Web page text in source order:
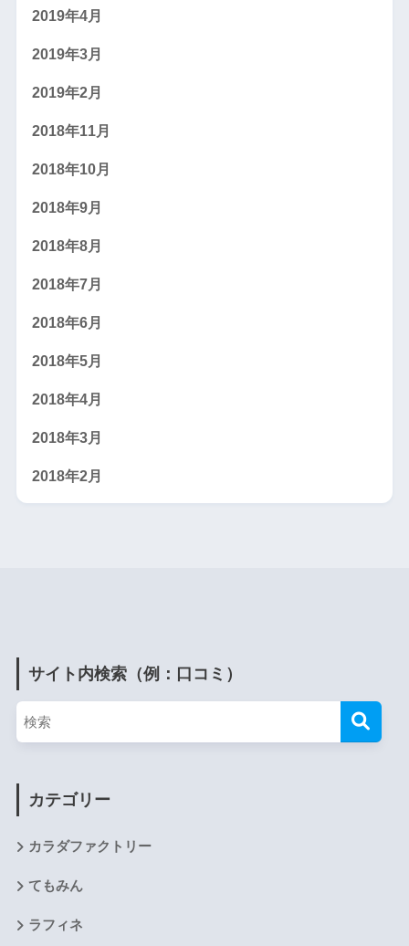
2019年4月
2019年3月
2019年2月
2018年11月
2018年10月
2018年9月
2018年8月
2018年7月
2018年6月
2018年5月
2018年4月
2018年3月
2018年2月
サイト内検索（例：口コミ）
カテゴリー
カラダファクトリー
てもみん
ラフィネ